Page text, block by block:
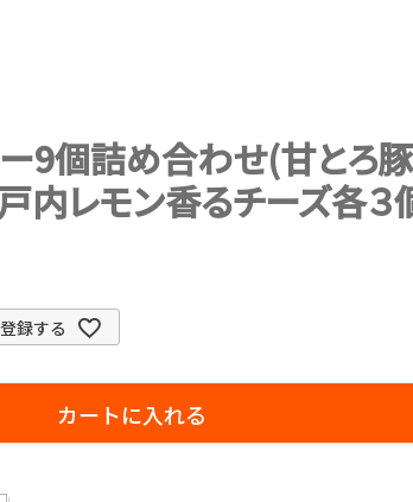
9個詰め合わせ(甘とろ豚
内レモン香るチーズ各３
録する
カートに入れる